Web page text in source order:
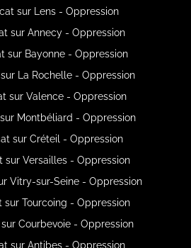
sur Lens - Oppression
sur Annecy - Oppression
sur Bayonne - Oppression
La Rochelle - Oppression
sur Valence - Oppression
Montbéliard - Oppression
sur Créteil - Oppression
sur Versailles - Oppression
Vitry-sur-Seine - Oppression
sur Tourcoing - Oppression
Courbevoie - Oppression
sur Antibes - Oppression